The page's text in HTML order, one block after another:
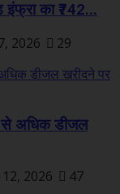
का ₹742...
2026 29
से अधिक डीजल
12, 2026 47